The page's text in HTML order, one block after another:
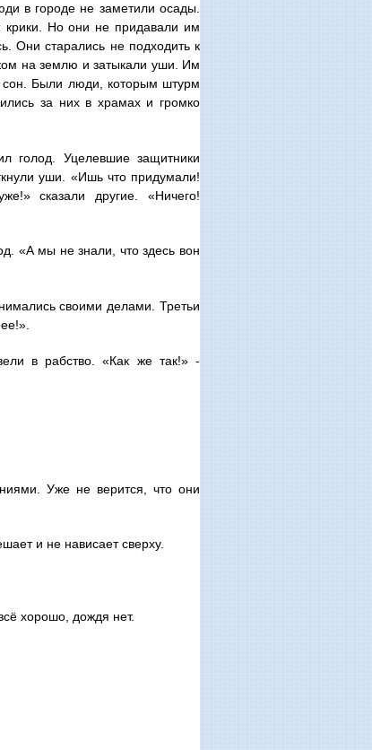
в городе не заметили осады.
Но они не придавали им
Они старались не подходить к
на землю и затыкали уши. Им
сон. Были люди, которым штурм
за них в храмах и громко
голод. Уцелевшие защитники
уши. «Ишь что придумали!
сказали другие. «Ничего!
«А мы не знали, что здесь вон
своими делами. Третьи
в рабство. «Как же так!» -
Уже не верится, что они
и не нависает сверху.
хорошо, дождя нет.